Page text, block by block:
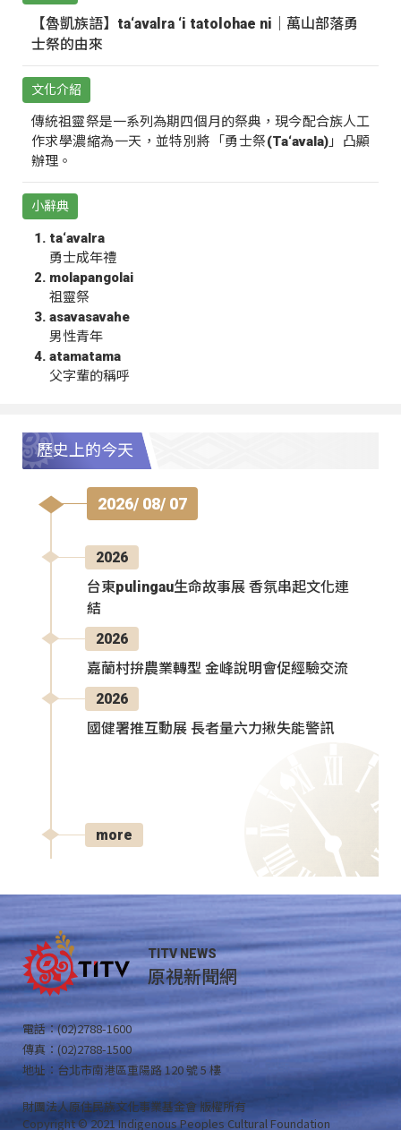
【魯凱族語】ta‘avalra ‘i tatolohae ni｜萬山部落勇
士祭的由來
文化介紹
傳統祖靈祭是一系列為期四個月的祭典，現今配合族人工
作求學濃縮為一天，並特別將「勇士祭(Ta‘avala)」凸顯
辦理。
小辭典
ta‘avalra
勇士成年禮
molapangolai
祖靈祭
asavasavahe
男性青年
atamatama
父字輩的稱呼
歷史上的今天
2026/ 08/ 07
2026
台東pulingau生命故事展 香氛串起文化連
結
2026
嘉蘭村拚農業轉型 金峰說明會促經驗交流
2026
國健署推互動展 長者量六力揪失能警訊
more
TITV NEWS
原視新聞網
電話：(02)2788-1600
傳真：(02)2788-1500
地址：台北市南港區重陽路 120 號 5 樓
財團法人原住民族文化事業基金會 版權所有
Copyright © 2021 Indigenous Peoples Cultural Foundation